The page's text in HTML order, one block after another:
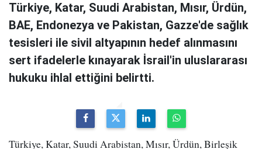
Türkiye, Katar, Suudi Arabistan, Mısır, Ürdün,
BAE, Endonezya ve Pakistan, Gazze'de sağlık
tesisleri ile sivil altyapının hedef alınmasını
sert ifadelerle kınayarak İsrail'in uluslararası
hukuku ihlal ettiğini belirtti.
Türkiye, Katar, Suudi Arabistan, Mısır, Ürdün, Birleşik